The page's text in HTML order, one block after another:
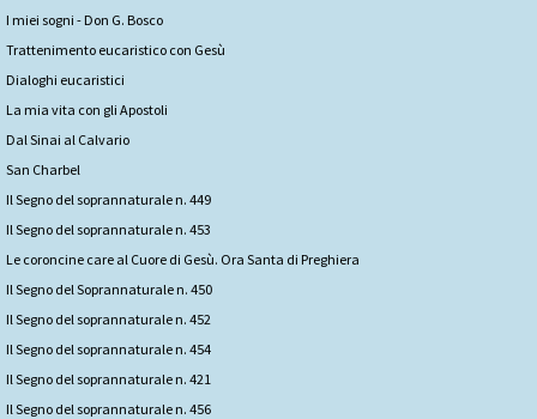
I miei sogni - Don G. Bosco
Trattenimento eucaristico con Gesù
Dialoghi eucaristici
La mia vita con gli Apostoli
Dal Sinai al Calvario
San Charbel
Il Segno del soprannaturale n. 449
Il Segno del soprannaturale n. 453
Le coroncine care al Cuore di Gesù. Ora Santa di Preghiera
Il Segno del Soprannaturale n. 450
Il Segno del soprannaturale n. 452
Il Segno del soprannaturale n. 454
Il Segno del soprannaturale n. 421
Il Segno del soprannaturale n. 456